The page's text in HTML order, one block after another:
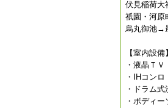
伏見稲荷大
祇園・河原
烏丸御池→
【室内設備】
・液晶Ｔ
・IHコン
・ドラム
・ボディ